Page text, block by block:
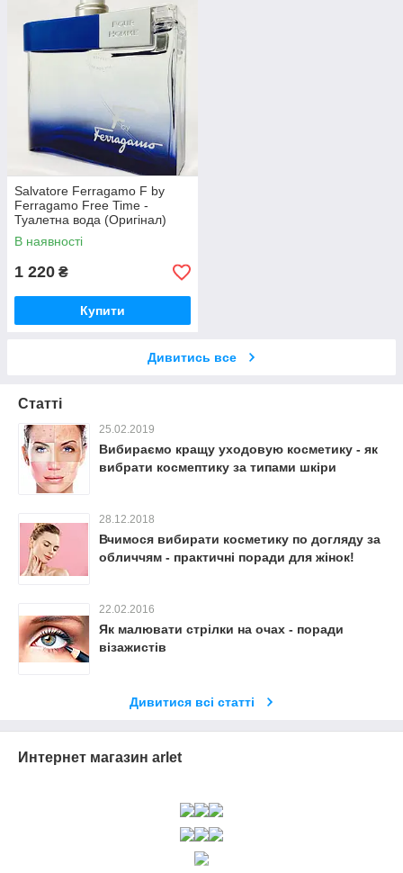
Salvatore Ferragamo F by
Ferragamo Free Time -
Туалетна вода (Оригінал)
100ml (тестер)
В наявності
1 220 ₴
Купити
Дивитись все
Статті
25.02.2019
Вибираємо кращу уходовую косметику - як
вибрати космептику за типами шкіри
28.12.2018
Вчимося вибирати косметику по догляду за
обличчям - практичні поради для жінок!
22.02.2016
Як малювати стрілки на очах - поради
візажистів
Дивитися всі статті
Интернет магазин arlet